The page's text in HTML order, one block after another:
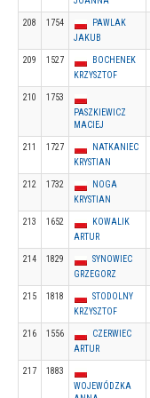
208 1754
PAWLAK
JAKUB
209 1527
BOCHENEK
KRZYSZTOF
210
1753
PASZKIEWICZ
MACIEJ
211 1727
NATKANIEC
KRYSTIAN
212 1732
NOGA
KRYSTIAN
213 1652
KOWALIK
ARTUR
214 1829
SYNOWIEC
GRZEGORZ
215 1818
STODOLNY
KRZYSZTOF
216 1556
CZERWIEC
ARTUR
217
1883
WOJEWÓDZKA